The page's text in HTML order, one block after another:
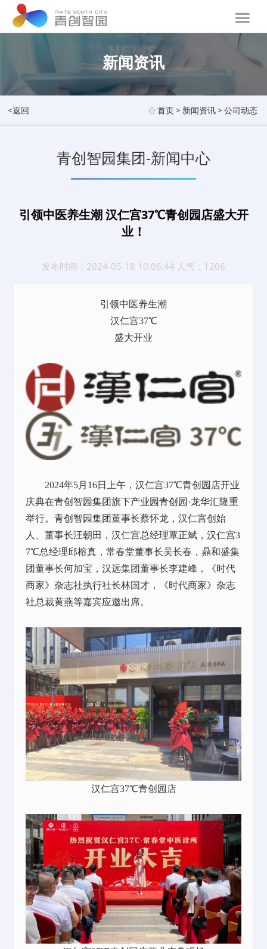
新闻资讯
<返回 首页> 新闻资讯>公司动态
青创智园集团-新闻中心
引领中医养生潮 汉仁宫37℃青创园店盛大开
业！
发布时间：2024-05-18 10:06:44 人气：1206
引领中医养生潮
汉仁宫37℃
盛大开业
2024年5月16日上午，汉仁宫37℃青创园店开业
庆典在青创智园集团旗下产业园青创园·龙华汇隆重
举行。青创智园集团董事长蔡怀龙，汉仁宫创始
人、董事长汪朝田，汉仁宫总经理覃正斌，汉仁宫3
7℃总经理邱榕真，常春堂董事长吴长春，鼎和盛集
团董事长何加宝，汉远集团董事长李建峰，《时代
商家》杂志社执行社长林国才，《时代商家》杂志
社总裁黄燕等嘉宾应邀出席。
汉仁宫37℃青创园店